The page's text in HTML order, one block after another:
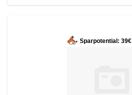
Sparpotential: 39€